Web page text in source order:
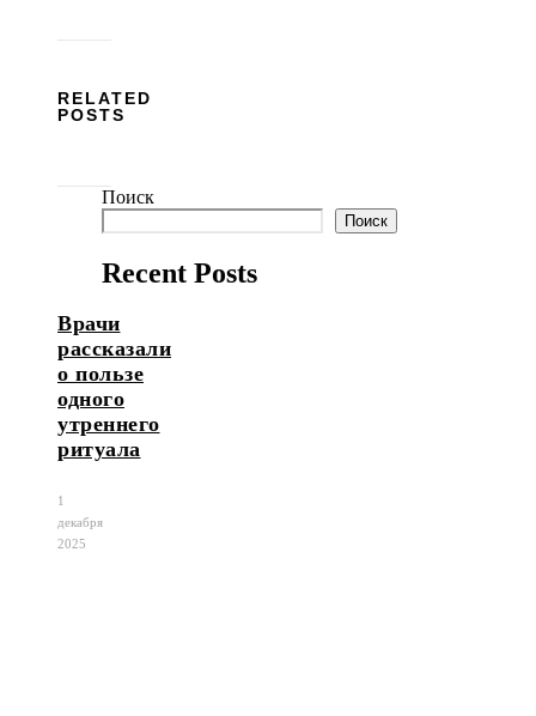
RELATED
POSTS
Врачи
рассказали
о пользе
одного
утреннего
ритуала
1
декабря
2025
Поиск
Поиск
Recent Posts